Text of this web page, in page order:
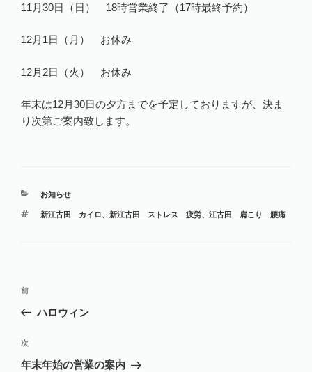
11月30日（日） 18時営業終了（17時最終予約）
12月1日（月） お休み
12月2日（火） お休み
年末は12月30日の夕方までを予定しておりますが、決ま
り次第ご案内致します。
カ
ゴ
お知らせ
タ
新江古田 カイロ、 新江古田 ストレス 疲労、 江古田 肩こり 腰痛
投
ビ
ゲ
前
の
稿
前
ハロウィン
次
の
次
年末年始の営業の案内